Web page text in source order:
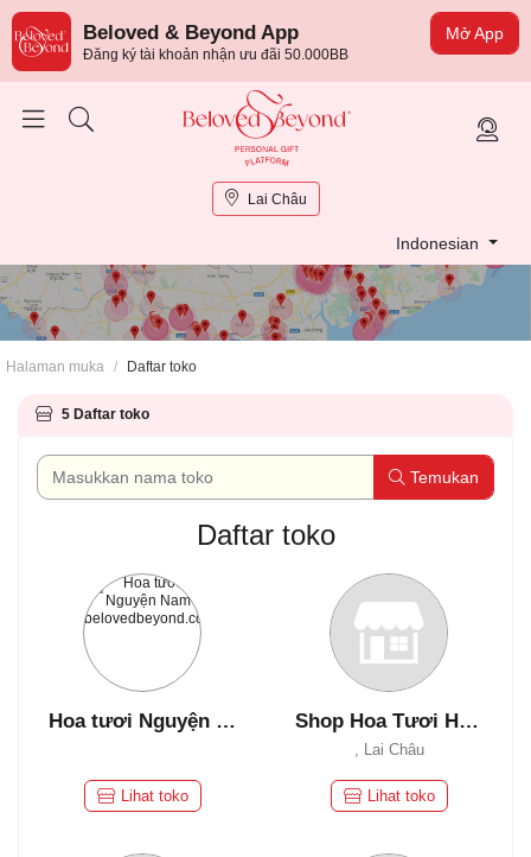
Mở App
Beloved & Beyond App
Đăng ký tài khoản nhận ưu đãi 50.000BB
Lai Châu
Indonesian
Halaman muka / Daftar toko
×
5 Daftar toko
Temukan
Daftar toko
Hoa tươi Nguyện Nam
Lihat toko
Shop Hoa Tươi Hồng Nhung
, Lai Châu
Lihat toko